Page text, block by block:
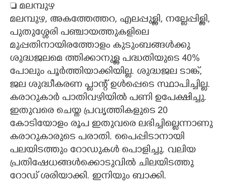
 മലമ്പുഴ
മലമ്പുഴ, അകത്തേത്തറ, എലപ്പുള്ളി, നല്ലേപ്പിള്ളി,
പുതുശ്ശേരി പഞ്ചായത്തുകളിലെ
മുപ്പതിനായിരത്തോളം കുടുംബങ്ങൾക്കു
ശുദ്ധജലമെ ത്തിക്കാനുള്ള പദ്ധതിയുടെ 40%
പോലും പൂർത്തിയാക്കിയില്ല. ശുദ്ധജല ടാങ്ക്,
ജല ശുദ്ധീകരണ പ്ലാന്റ് ഉൾപ്പെടെ സ്ഥാപിച്ചില്ല.
കരാറുകാർ പാതിവഴിയിൽ പണി ഉപേക്ഷിച്ചു.
ഇതുവരെ ചെയ്ത പ്രവൃത്തികളുടെ 20
കോടിയോളം രൂപ ഇതുവരെ ലഭിച്ചില്ലെന്നാണു
കരാറുകാരുടെ പരാതി. പൈപ്പിടാനായി
പലയിടത്തും റോഡുകൾ പൊളിച്ചു. വലിയ
പ്രതിഷേധങ്ങൾക്കൊടുവിൽ ചിലയിടത്തു
റോഡ് ശരിയാക്കി. ഇനിയും ബാക്കി.